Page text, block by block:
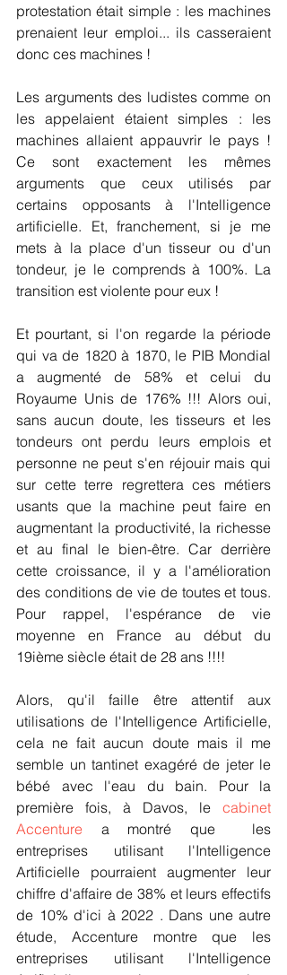
protestation était simple : les machines
prenaient leur emploi... ils casseraient
donc ces machines !
Les arguments des ludistes comme on
les appelaient étaient simples : les
machines allaient appauvrir le pays !
Ce sont exactement les mêmes
arguments que ceux utilisés par
certains opposants à l'Intelligence
artificielle. Et, franchement, si je me
mets à la place d'un tisseur ou d'un
tondeur, je le comprends à 100%. La
transition est violente pour eux !
Et pourtant, si l'on regarde la période
qui va de 1820 à 1870, le PIB Mondial
a augmenté de 58% et celui du
Royaume Unis de 176% !!! Alors oui,
sans aucun doute, les tisseurs et les
tondeurs ont perdu leurs emplois et
personne ne peut s'en réjouir mais qui
sur cette terre regrettera ces métiers
usants que la machine peut faire en
augmentant la productivité, la richesse
et au final le bien-être. Car derrière
cette croissance, il y a l'amélioration
des conditions de vie de toutes et tous.
Pour rappel, l'espérance de vie
moyenne en France au début du
19ième siècle était de 28 ans !!!!
Alors, qu'il faille être attentif aux
utilisations de l'Intelligence Artificielle,
cela ne fait aucun doute mais il me
semble un tantinet exagéré de jeter le
bébé avec l'eau du bain. Pour la
première fois, à Davos, le cabinet
Accenture a montré que  les
entreprises utilisant l'Intelligence
Artificielle pourraient augmenter leur
chiffre d'affaire de 38% et leurs effectifs
de 10% d'ici à 2022 . Dans une autre
étude, Accenture montre que les
entreprises utilisant l'Intelligence